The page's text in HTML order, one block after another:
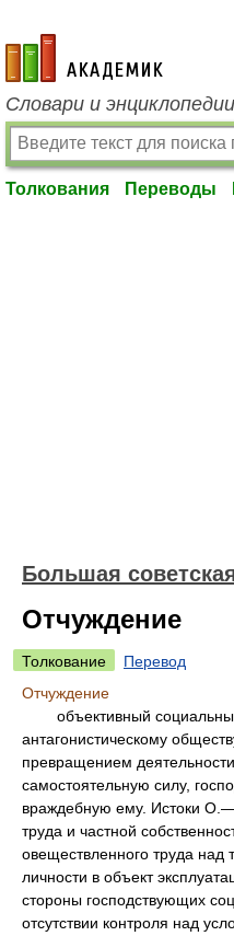
academic.ru
Словари и
Толкования Переводы
Большая
Отчуждение
Толкование
Перевод
Отчуждение
объективный
антагонистическому
превращением
самостоятельную силу,
враждебную ему. Истоки О.—
труда и частной
овеществленного труда
личности в объект
стороны господствующих
отсутствии контроля над